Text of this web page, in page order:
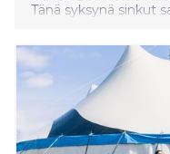
Tänä syksynä sinkut